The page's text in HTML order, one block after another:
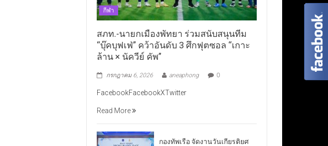
กีฬา
สภท.-นายกเมืองพัทยา ร่วมสนับสนุนทีม
“บุ๊คบุฟเฟ่” คว้าอันดับ 3 ศึกฟุตซอล “เกาะ
ล้าน × นัควีย์ คัพ”
กรกฎาคม 6, 2026 aneaphong 0
FacebookFacebookXTwitter
Read More
กองทัพเรือ จัดงานวันเกียรติยศ